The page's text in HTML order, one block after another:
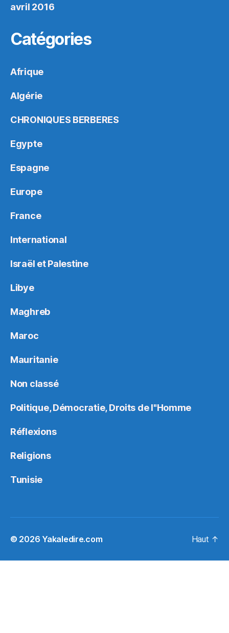
avril 2016
Catégories
Afrique
Algérie
CHRONIQUES BERBERES
Egypte
Espagne
Europe
France
International
Israël et Palestine
Libye
Maghreb
Maroc
Mauritanie
Non classé
Politique, Démocratie, Droits de l"Homme
Réflexions
Religions
Tunisie
© 2026 Yakaledire.com Haut ↑